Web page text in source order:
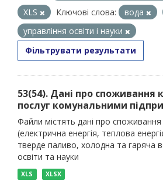
XLS
Ключові слова: вода
управління освіти і науки
Фільтрувати результати
53(54). Дані про споживання
послуг комунальними
Файли містять дані про
(електрична енергія, теплова
тверде паливо, холодна та гаряча
освіти та науки
XLS XLSX